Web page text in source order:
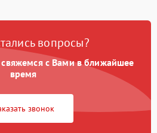
вопросы?
свяжемся с Вами в ближайшее
время
звонок